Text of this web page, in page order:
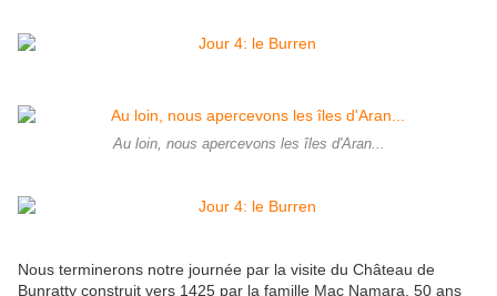
Au loin, nous apercevons les îles d'Aran...
Nous terminerons notre journée par la visite du Château de
Bunratty construit vers 1425 par la famille Mac Namara. 50 ans